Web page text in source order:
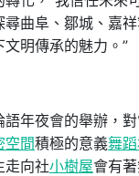
曲阜、鄒城、嘉
明傳承的魅力。”
年夜會的舉辦，
空間積極的意義舞
走向社小樹屋會有